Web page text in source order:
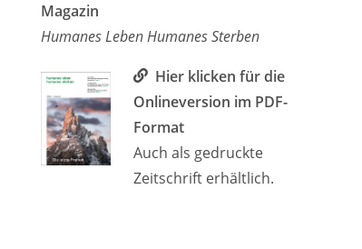
Magazin
Humanes Leben Humanes Sterben
Hier klicken für die
Onlineversion im PDF-
Format
Auch als gedruckte
Zeitschrift erhältlich.